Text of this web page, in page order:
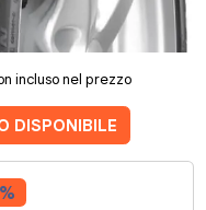
incluso nel prezzo
DISPONIBILE